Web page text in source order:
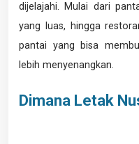
dijelajahi. Mulai dari
yang luas, hingga
pantai yang bisa
lebih menyenangkan.
Dimana Letak